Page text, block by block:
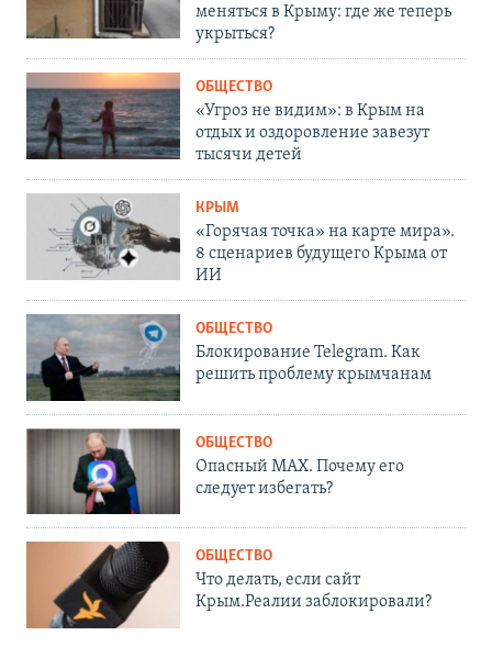
меняться в Крыму: где же теперь
укрыться?
ОБЩЕСТВО
«Угроз не видим»: в Крым на
отдых и оздоровление завезут
тысячи детей
КРЫМ
«Горячая точка» на карте мира».
8 сценариев будущего Крыма от
ИИ
ОБЩЕСТВО
Блокирование Telegram. Как
решить проблему крымчанам
ОБЩЕСТВО
Опасный MAX. Почему его
следует избегать?
ОБЩЕСТВО
Что делать, если сайт
Крым.Реалии заблокировали?